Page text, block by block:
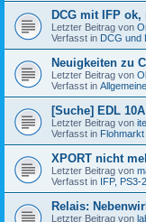
DCG mit IFP ok,
Letzter Beitrag von
Verfasst in DCG und
Neuigkeiten zu
Letzter Beitrag von
Verfasst in
[Suche] EDL
Letzter Beitrag von
Verfasst in Flohmarkt
XPORT nicht
Letzter Beitrag von
Verfasst in IFP, PS3-
Relais:
Letzter Beitrag von